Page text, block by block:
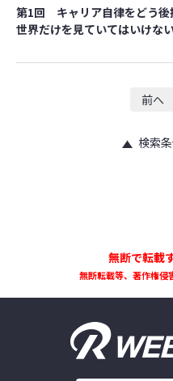
第1回 キャリア自律をどう
世界だけを見ていてはいけな
前へ
検索
無断で転載
無断転載等、著作権侵